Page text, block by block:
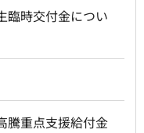
臨時交付金につい
騰重点支援給付金